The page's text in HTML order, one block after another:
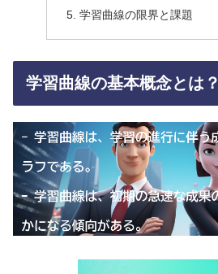
学習曲線の限界と課題
学習曲線の基本概念とは？